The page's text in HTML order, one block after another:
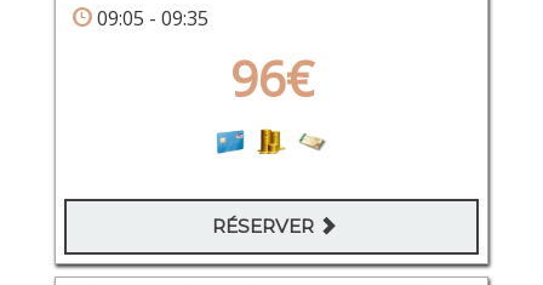
09:05 - 09:35
96€
RÉSERVER